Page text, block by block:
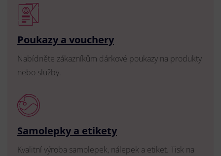
Poukazy a vouchery
Nabídněte zákazníkům dárkové poukazy na produkty
nebo služby.
Samolepky a etikety
Kvalitní výroba samolepek, nálepek a etiket. Tisk na